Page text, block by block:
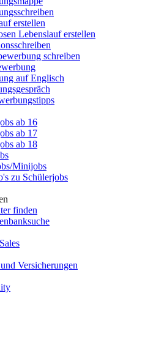
erstellen
Lebenslauf erstellen
schreiben
auf Englisch
ab 16
ab 17
ab 18
Minijobs
zu Schülerjobs
finden
Versicherungen